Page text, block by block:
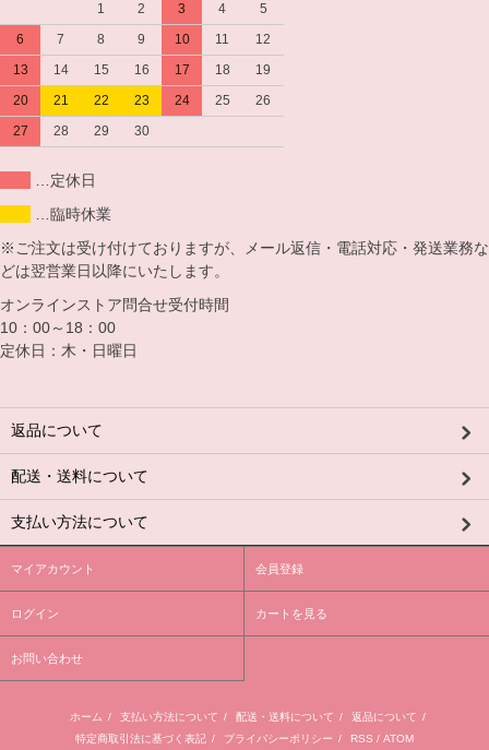
1
2 3 4
5
6
7 8 9 10 11
12
13
14 15 16 17 18
19
20
21 22 23 24 25
26
27
28 29 30
…定休日
…臨時休業
※ご注文は受け付けておりますが、メール返信・電話対応・発送業務な
どは翌営業日以降にいたします。
オンラインストア問合せ受付時間
10：00～18：00
定休日：木・日曜日
返品について
配送・送料について
支払い方法について
マイアカウント 会員登録
ログイン カートを見る
お問い合わせ
ホーム / 支払い方法について / 配送・送料について / 返品について /
特定商取引法に基づく表記 / プライバシーポリシー / RSS / ATOM